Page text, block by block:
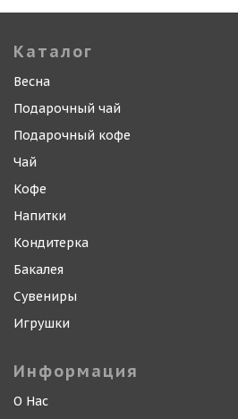
Каталог
Весна
Подарочный чай
Подарочный кофе
Чай
Кофе
Напитки
Кондитерка
Бакалея
Сувениры
Игрушки
Информация
О Нас